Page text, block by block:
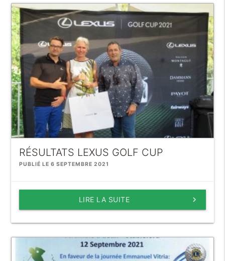
RÉSULTATS LEXUS GOLF CUP
PUBLIÉ LE 6 SEPTEMBRE 2021
keyboard_arrow_right
LIRE LA SUITE